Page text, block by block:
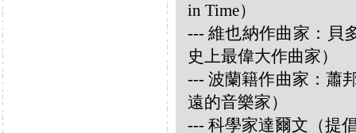
in Time）
--- 維也納作曲家：貝
史上最偉大作曲家）
--- 波蘭籍作曲家：蕭
遠的音樂家）
--- 科學家達爾文（提